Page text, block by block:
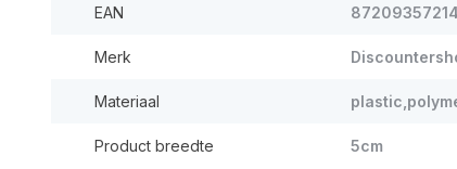
EAN
Merk
Materiaal
Product breedte 5cm